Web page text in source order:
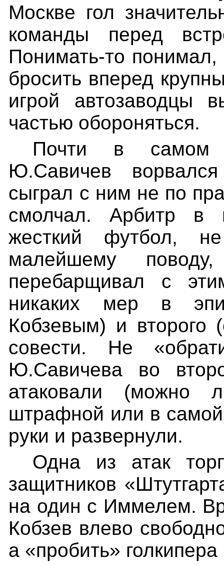
Москве гол
команды перед
Понимать-то
бросить вперед
игрой автозаводцы
частью обороняться.
Почти в самом
Ю.Савичев
сыграл с ним не по
смолчал. Арбитр в
жесткий футбол,
малейшему
перебарщивал с
никаких мер в
Кобзевым) и
совести. Не
Ю.Савичева во
атаковали (можно
штрафной или в
руки и развернули.
Одна из атак
защитников
на один с Иммелем.
Кобзев влево
а «пробить»